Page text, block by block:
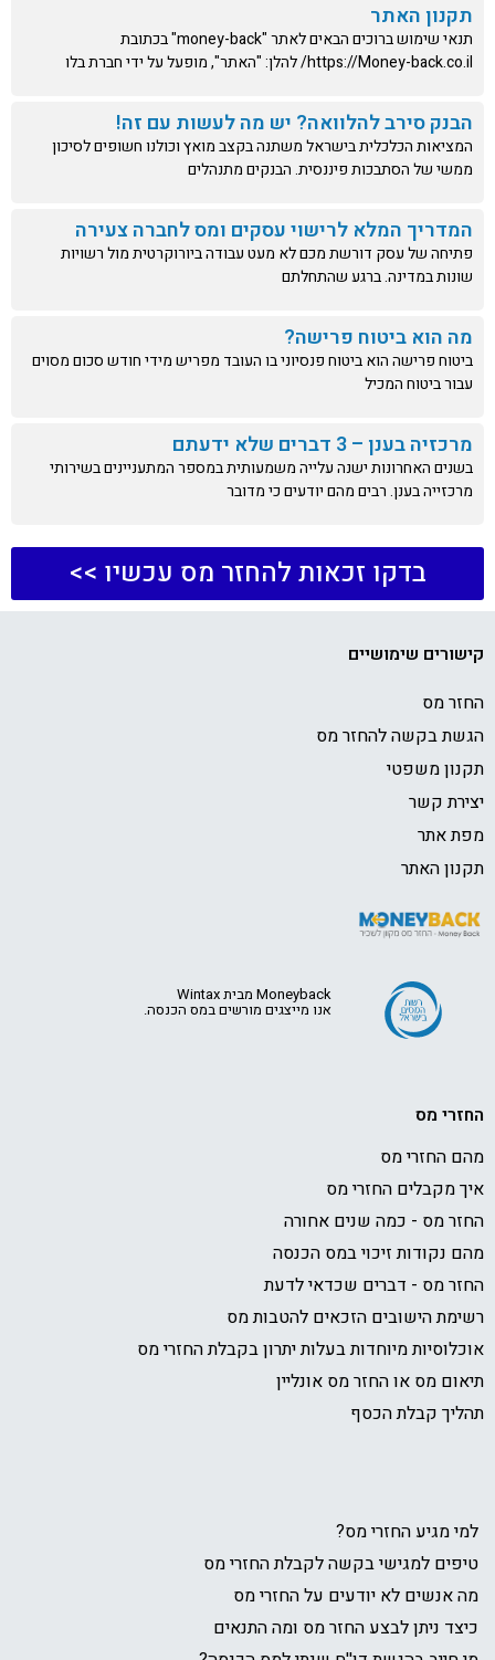
תקנון האתר
תנאי שימוש ברוכים הבאים לאתר "money-back" בכתובת
https://Money-back.co.il/ להלן: "האתר", מופעל על ידי חברת בלו
הבנק סירב להלוואה? יש מה לעשות עם זה!
המציאות הכלכלית בישראל משתנה בקצב מואץ וכולנו חשופים לסיכון
ממשי של הסתבכות פיננסית. הבנקים מתנהלים
המדריך המלא לרישוי עסקים ומס לחברה צעירה
פתיחה של עסק דורשת מכם לא מעט עבודה ביורוקרטית מול רשויות
שונות במדינה. ברגע שהתחלתם
מה הוא ביטוח פרישה?
ביטוח פרישה הוא ביטוח פנסיוני בו העובד מפריש מידי חודש סכום מסוים
עבור ביטוח המכיל
מרכזיה בענן – 3 דברים שלא ידעתם
בשנים האחרונות ישנה עלייה משמעותית במספר המתעניינים בשירותי
מרכזייה בענן. רבים מהם יודעים כי מדובר
בדקו זכאות להחזר מס עכשיו >>
קישורים שימושיים
החזר מס
הגשת בקשה להחזר מס
תקנון משפטי
יצירת קשר
מפת אתר
תקנון האתר
Moneyback מבית Wintax
אנו מייצגים מורשים במס הכנסה.
החזרי מס
מהם החזרי מס
איך מקבלים החזרי מס
החזר מס - כמה שנים אחורה
מהם נקודות זיכוי במס הכנסה
החזר מס - דברים שכדאי לדעת
רשימת הישובים הזכאים להטבות מס
אוכלוסיות מיוחדות בעלות יתרון בקבלת החזרי מס
תיאום מס או החזר מס אונליין
תהליך קבלת הכסף
למי מגיע החזרי מס?
טיפים למגישי בקשה לקבלת החזרי מס
מה אנשים לא יודעים על החזרי מס
כיצד ניתן לבצע החזר מס ומה התנאים